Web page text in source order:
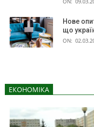
Нове
що
ON:
ЕКОНОМІКА